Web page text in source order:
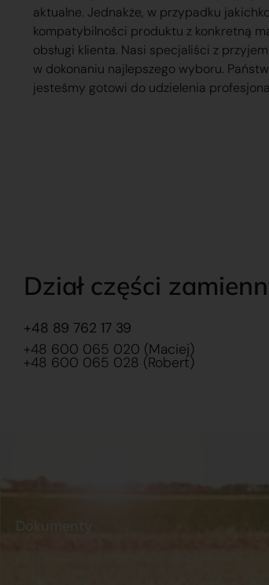
aktualne. Jednakże, w przypadku
kompatybilności produktu z konkretną
obsługi klienta. Nasi specjaliści z
w dokonaniu najlepszego wyboru.
jesteśmy gotowi do udzielenia
Dział części
+48 89 762 17 39
+48 600 065 020 (Maciej)
+48 600 065 028 (Robert)
Dokumenty